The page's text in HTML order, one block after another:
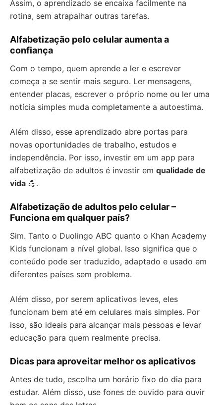
Assim, o aprendizado se encaixa facilmente na
rotina, sem atrapalhar outras tarefas.
Alfabetização pelo celular aumenta a
confiança
Com o tempo, quem aprende a ler e escrever
começa a se sentir mais seguro. Ler mensagens,
entender placas, escrever o próprio nome ou ler uma
notícia simples muda completamente a autoestima.
Além disso, esse aprendizado abre portas para
novas oportunidades de trabalho, estudos e
independência. Por isso, investir em um app para
alfabetização de adultos é investir em qualidade de
vida 💪.
Alfabetização de adultos pelo celular –
Funciona em qualquer país?
Sim. Tanto o Duolingo ABC quanto o Khan Academy
Kids funcionam a nível global. Isso significa que o
conteúdo pode ser traduzido, adaptado e usado em
diferentes países sem problema.
Além disso, por serem aplicativos leves, eles
funcionam bem até em celulares mais simples. Por
isso, são ideais para alcançar mais pessoas e levar
educação para quem realmente precisa.
Dicas para aproveitar melhor os aplicativos
Antes de tudo, escolha um horário fixo do dia para
estudar. Além disso, use fones de ouvido para ouvir